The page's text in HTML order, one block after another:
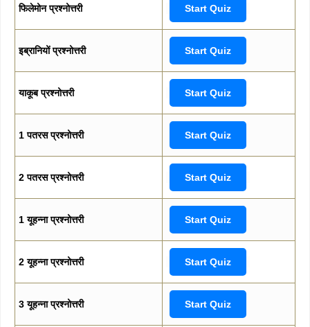
फिलेमोन प्रश्नोत्तरी Start Quiz
इब्रानियों प्रश्नोत्तरी Start Quiz
याकूब प्रश्नोत्तरी Start Quiz
1 पतरस प्रश्नोत्तरी Start Quiz
2 पतरस प्रश्नोत्तरी Start Quiz
1 यूहन्ना प्रश्नोत्तरी Start Quiz
2 यूहन्ना प्रश्नोत्तरी Start Quiz
3 यूहन्ना प्रश्नोत्तरी Start Quiz